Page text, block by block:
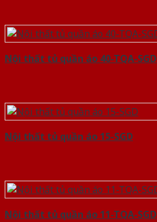
Nội thất tủ quần áo 40-TQA-SGD
Nội thất tủ quần áo 15-SGD
Nội thất tủ quần áo 11-TQA-SGD